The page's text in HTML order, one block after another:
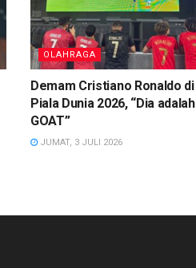
OLAHRAGA
Demam Cristiano Ronaldo di
Piala Dunia 2026, “Dia adalah
GOAT”
JUMAT, 3 JULI 2026